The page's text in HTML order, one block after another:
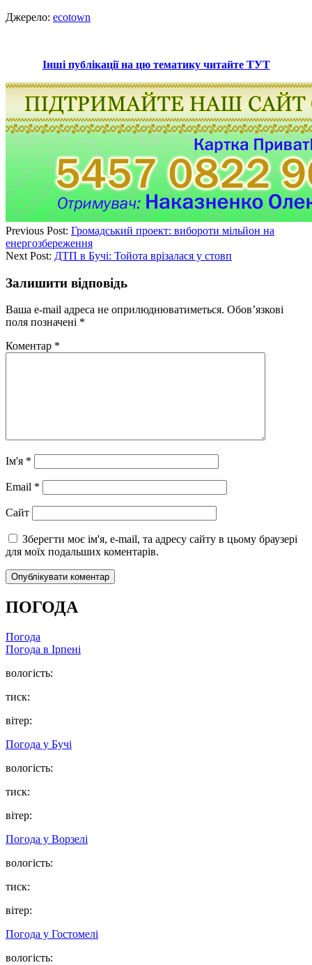
Джерело: ecotown
Інші публікації на цю тематику читайте ТУТ
Previous Post: Громадський проект: вибороти мільйон на
енергозбереження
Next Post: ДТП в Бучі: Тойота врізалася у стовп
Залишити відповідь
Ваша e-mail адреса не оприлюднюватиметься. Обов’язкові
поля позначені *
Коментар *
Ім'я *
Email *
Сайт
Зберегти моє ім'я, e-mail, та адресу сайту в цьому браузері
для моїх подальших коментарів.
ПОГОДА
Погода
Погода в Ірпені
вологість:
тиск:
вітер:
Погода у Бучі
вологість:
тиск:
вітер:
Погода у Ворзелі
вологість:
тиск:
вітер:
Погода у Гостомелі
вологість: